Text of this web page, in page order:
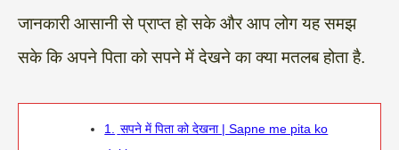
जानकारी आसानी से प्राप्त हो सके और आप लोग यह समझ
सके कि अपने पिता को सपने में देखने का क्या मतलब होता है.
1.
सपने में पिता को देखना | Sapne me pita ko